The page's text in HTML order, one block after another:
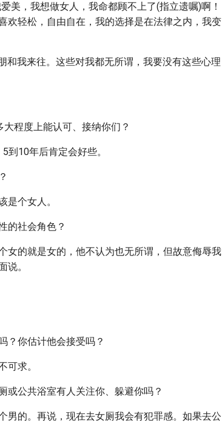
美，我想做女人，我命都顾不上了(指立遗嘱)啊！
欢轻松，自由自在，我的选择是在法律之内，我变
和我来往。这些对我都无所谓，我要没有这些心理
程度上能认可、接纳你们？
到10年后肯定会好些。
是个女人。
的社会角色？
女的就是女的，他不认为也无所谓，但故意侮辱我
说。
？你估计他会接受吗？
可求。
或公共浴室有人关注你、躲避你吗？
男的。再说，现在去女厕我会有犯罪感。如果去公